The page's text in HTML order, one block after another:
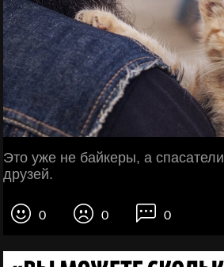
Это уже не байкеры, а
друзей.
0 0 0